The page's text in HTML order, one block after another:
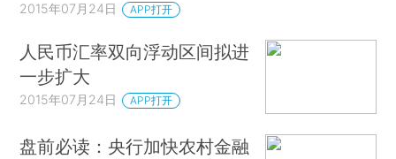
2015年07月24日 APP打开
人民币汇率双向浮动区间拟进
一步扩大
2015年07月24日 APP打开
盘前必读：央行加快农村金融